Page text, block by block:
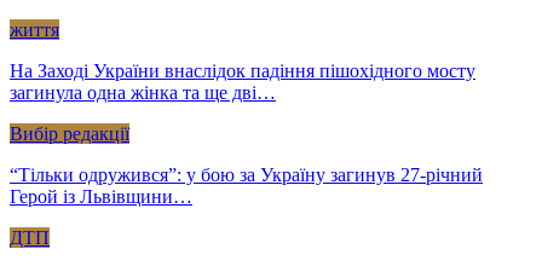
життя
На Заході України внаслідок падіння пішохідного мосту
загинула одна жінка та ще дві…
Вибір редакції
“Тільки одружився”: у бою за Україну загинув 27-річний
Герой із Львівщини…
ДТП